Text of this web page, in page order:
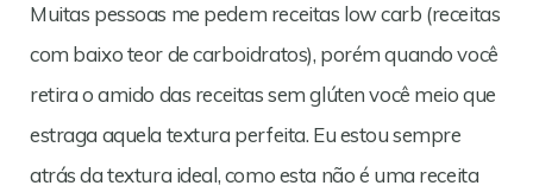
Muitas pessoas me pedem receitas low carb (receitas
com baixo teor de carboidratos), porém quando você
retira o amido das receitas sem glúten você meio que
estraga aquela textura perfeita. Eu estou sempre
atrás da textura ideal, como esta não é uma receita